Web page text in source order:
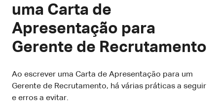
uma Carta de
Apresentação para
Gerente de Recrutamento
Ao escrever uma Carta de Apresentação para um
Gerente de Recrutamento, há várias práticas a seguir
e erros a evitar.